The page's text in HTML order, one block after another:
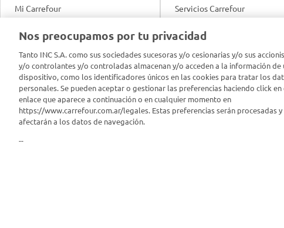
Mi Carrefour
Productos Carrefour
Tarjeta Mi Carrefour
Panel Carrefour
Puntos Verdes
Servicios Carrefour
Info útil
Tasas de interés
Contacto
Nos preocupamos por tu privacidad
Tanto INC S.A. como sus sociedades sucesoras y/o cesionarias y/o sus
y/o controlantes y/o controladas almacenan y/o acceden a la información de
dispositivo, como los identificadores únicos en las cookies para tratar los
personales. Se pueden aceptar o gestionar las preferencias haciendo click en
enlace que aparece a continuación o en cualquier momento en
https://www.carrefour.com.ar/legales. Estas preferencias serán procesadas y
afectarán a los datos de navegación.
--